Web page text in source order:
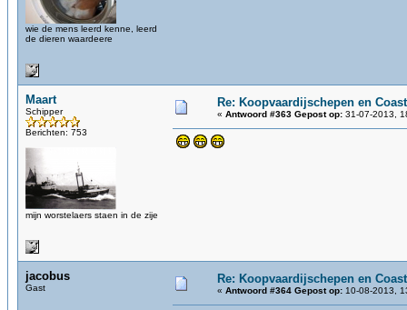
wie de mens leerd kenne, leerd
de dieren waardeere
Maart
Schipper
Berichten: 753
mijn worstelaers staen in de zije
Re: Koopvaardijschepen en
« Antwoord #363 Gepost op: 31-07-2013,
jacobus
Gast
Re: Koopvaardijschepen en
« Antwoord #364 Gepost op: 10-08-2013,